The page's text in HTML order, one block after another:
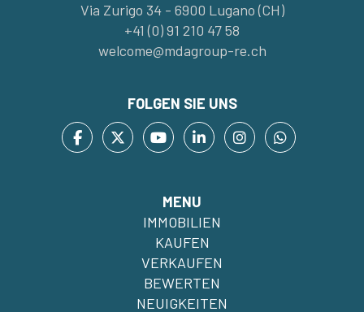
Via Zurigo 34 - 6900 Lugano (CH)
+41 (0) 91 210 47 58
welcome@mdagroup-re.ch
FOLGEN SIE UNS
MENU
IMMOBILIEN
KAUFEN
VERKAUFEN
BEWERTEN
NEUIGKEITEN